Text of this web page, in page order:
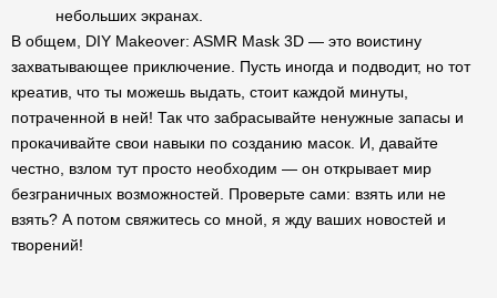
небольших экранах.
В общем, DIY Makeover: ASMR Mask 3D — это воистину
захватывающее приключение. Пусть иногда и подводит, но тот
креатив, что ты можешь выдать, стоит каждой минуты,
потраченной в ней! Так что забрасывайте ненужные запасы и
прокачивайте свои навыки по созданию масок. И, давайте
честно, взлом тут просто необходим — он открывает мир
безграничных возможностей. Проверьте сами: взять или не
взять? А потом свяжитесь со мной, я жду ваших новостей и
творений!